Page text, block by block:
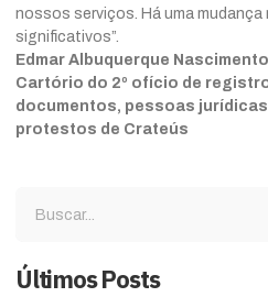
nossos serviços. Há uma
significativos”.
Edmar Albuquerque Nascimento
Cartório do 2º ofício de
documentos, pessoas
protestos de Crateús
Últimos Posts